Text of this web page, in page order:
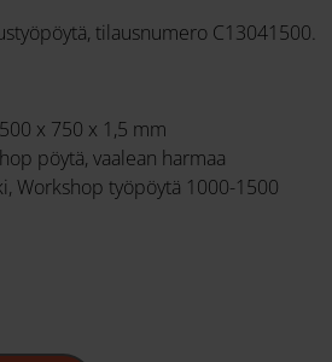
tilausnumero C13041500.
x 750 x 1,5 mm
pöytä, vaalean harmaa
Workshop työpöytä 1000-1500